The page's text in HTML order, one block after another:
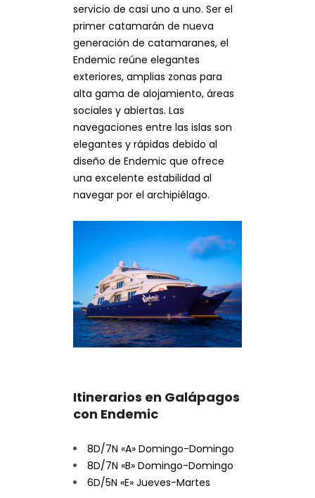
servicio de casi uno a uno. Ser el
primer catamarán de nueva
generación de catamaranes, el
Endemic reúne elegantes
exteriores, amplias zonas para
alta gama de alojamiento, áreas
sociales y abiertas. Las
navegaciones entre las islas son
elegantes y rápidas debido al
diseño de Endemic que ofrece
una excelente estabilidad al
navegar por el archipiélago.
Itinerarios en Galápagos
con Endemic
8D/7N «A» Domingo-Domingo
8D/7N «B» Domingo-Domingo
6D/5N «E» Jueves-Martes